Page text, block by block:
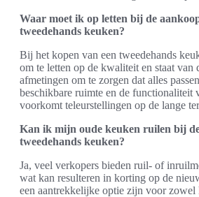
Waar moet ik op letten bij de
tweedehands keuken?
Bij het kopen van een tweedehands
om te letten op de kwaliteit en staat van
afmetingen om te zorgen dat alles
beschikbare ruimte en de functionaliteit
voorkomt teleurstellingen op de lange
Kan ik mijn oude keuken ruilen bij
tweedehands keuken?
Ja, veel verkopers bieden ruil- of
wat kan resulteren in korting op de
een aantrekkelijke optie zijn voor zowel